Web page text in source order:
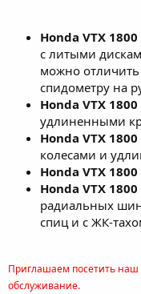
Honda VTX 1800
с литыми
можно
спидометру на
Honda VTX 1800
удлиненными
Honda VTX 1800
колесами и
Honda VTX 1800
Honda VTX 1800
радиальных
спиц и с ЖК-
Приглашаем посетить наш
обслуживание.